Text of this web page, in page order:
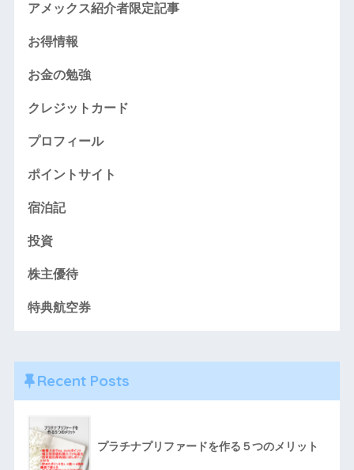
アメックス紹介者限定記事
お得情報
お金の勉強
クレジットカード
プロフィール
ポイントサイト
宿泊記
投資
株主優待
特典航空券
Recent Posts
プラチナプリファードを作る５つのメリット